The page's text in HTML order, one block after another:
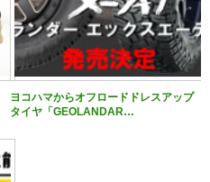
ヨコハマからオフロードドレスアップ
タイヤ「GEOLANDAR…